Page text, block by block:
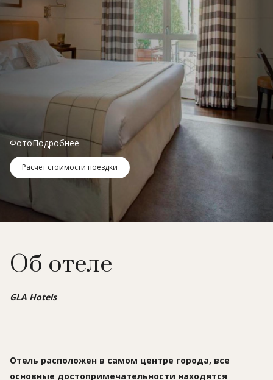
ФотоПодробнее
Расчет стоимости поездки
Об отеле
GLA Hotels
Отель расположен в самом центре города, все
основные достопримечательности находятся